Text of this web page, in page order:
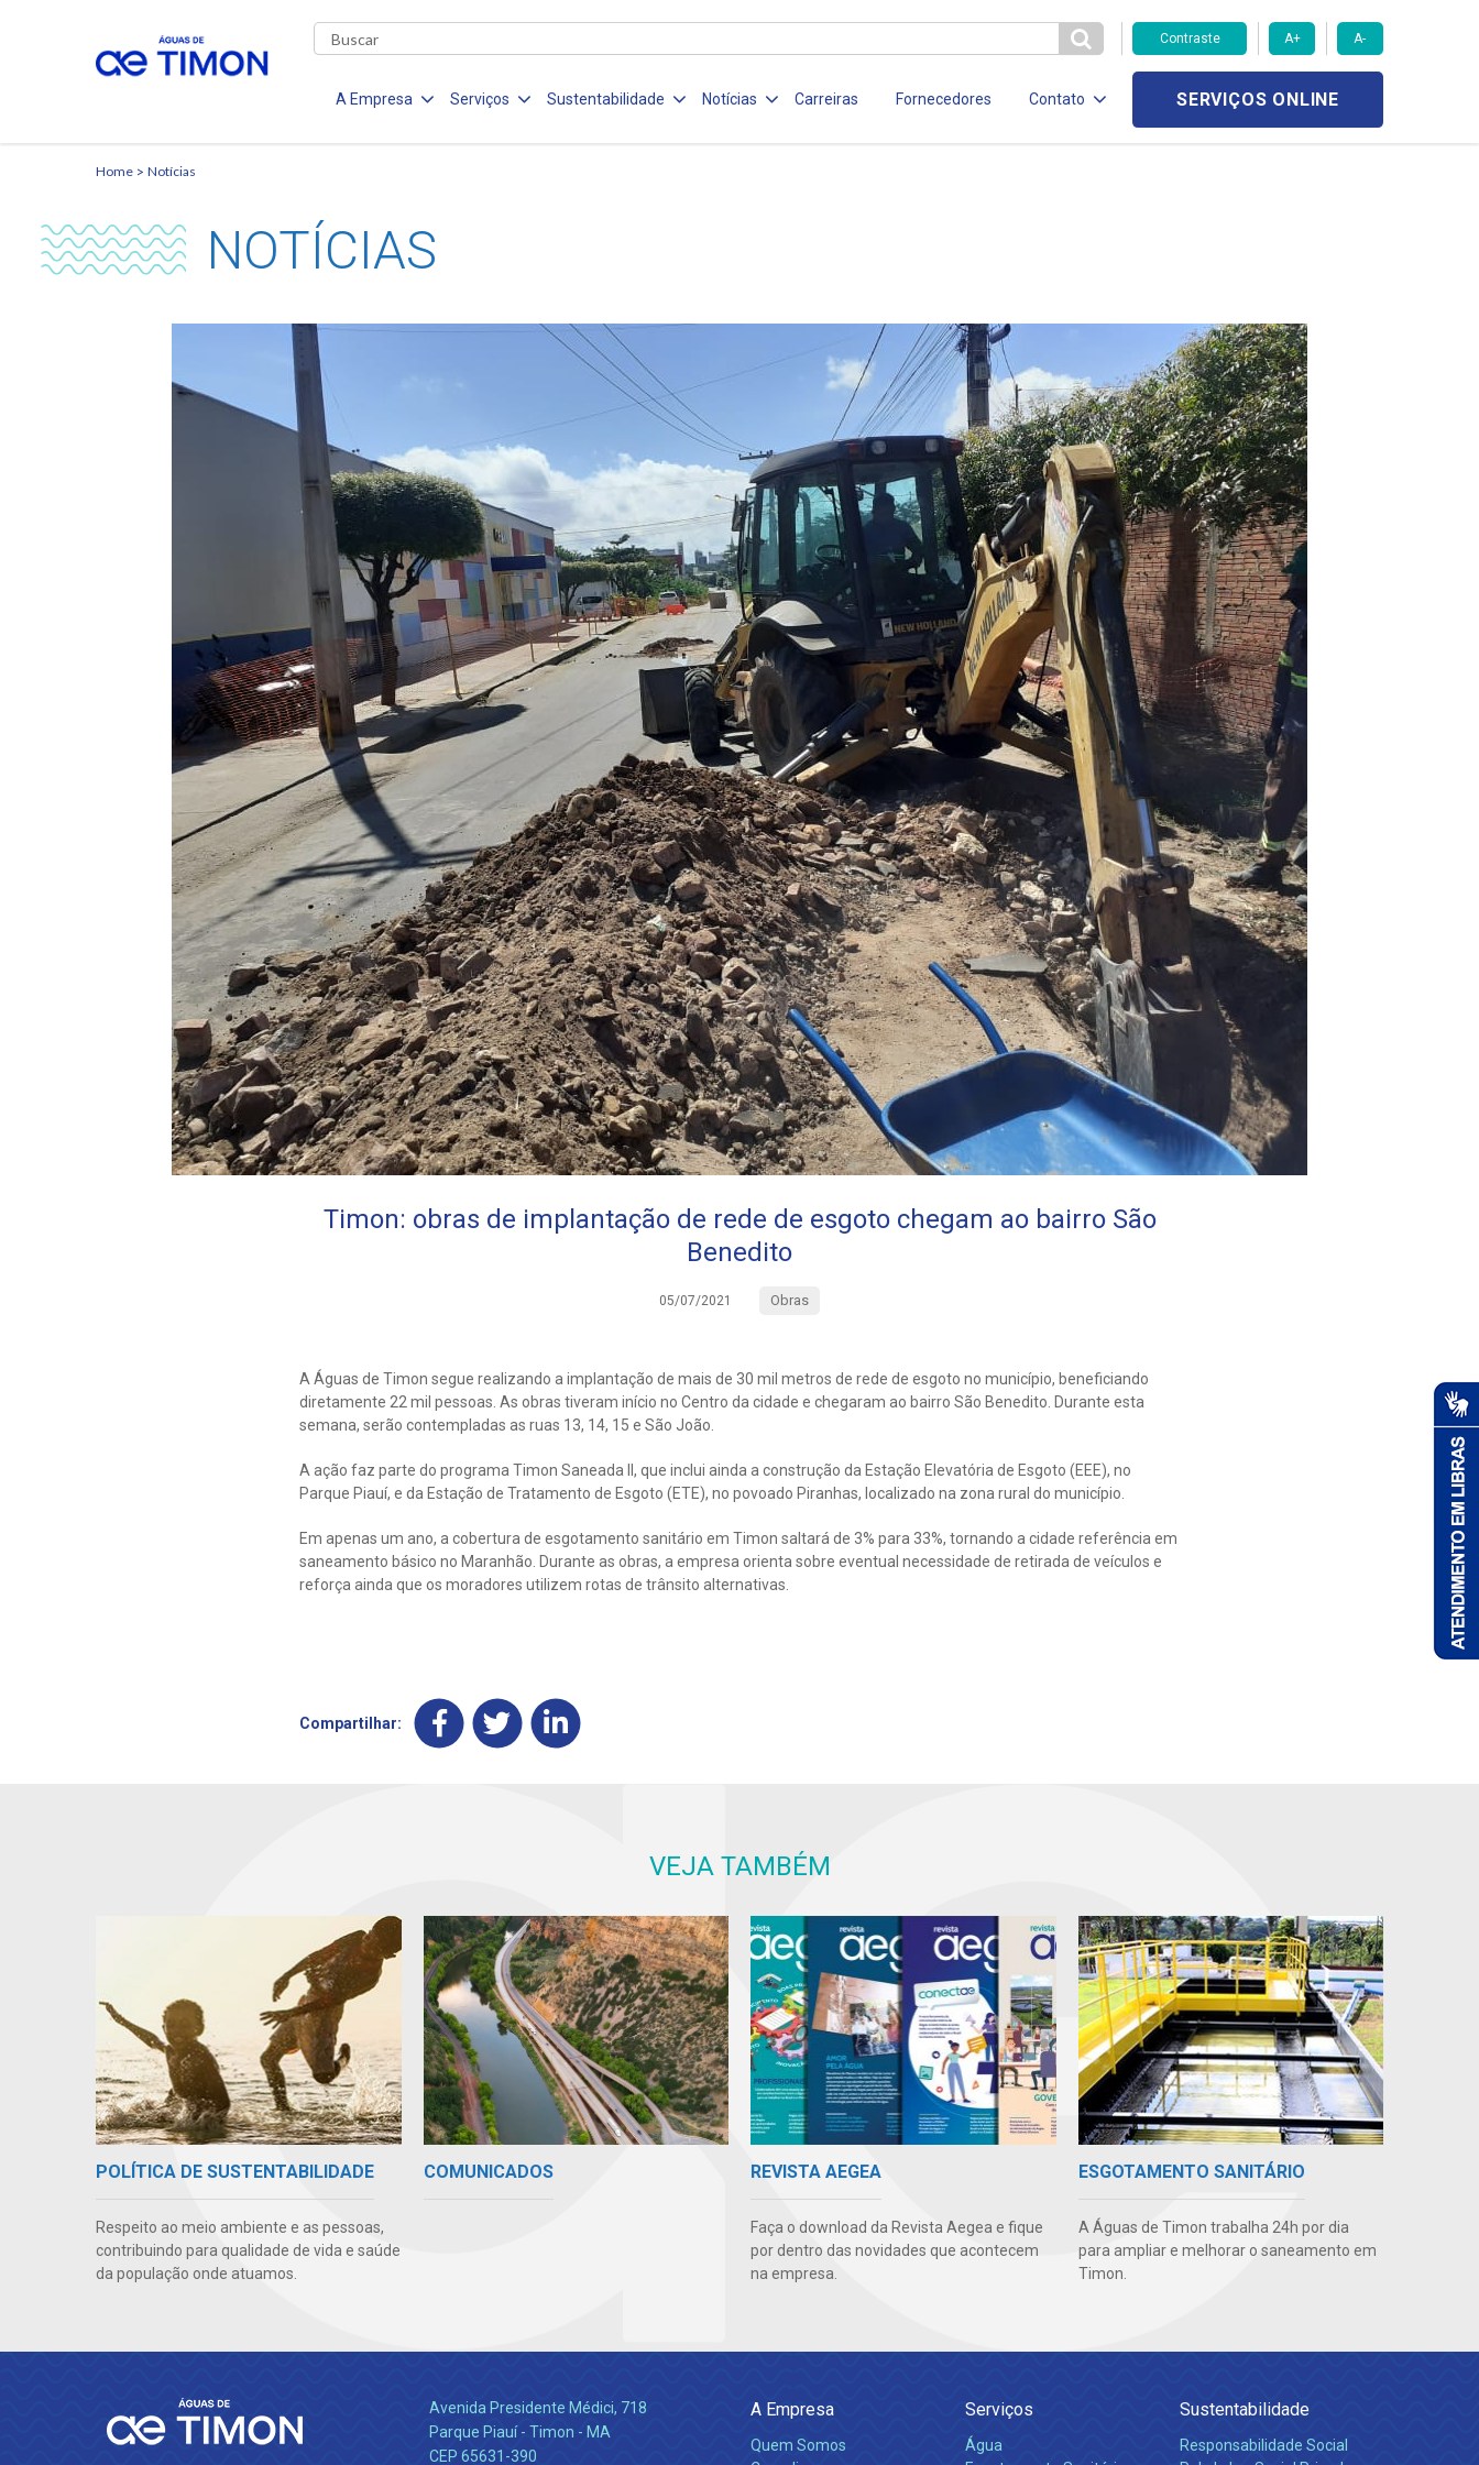
Contraste A+ A-
A Empresa Serviços Sustentabilidade Notícias Carreiras Fornecedores Contato SERVIÇOS ONLINE
Home Notícias
NOTÍCIAS
Timon: obras de implantação de rede de esgoto chegam ao bairro São
Benedito
05/07/2021 Obras
A Águas de Timon segue realizando a implantação de mais de 30 mil metros de rede de esgoto no município, beneficiando
diretamente 22 mil pessoas. As obras tiveram início no Centro da cidade e chegaram ao bairro São Benedito. Durante esta
semana, serão contempladas as ruas 13, 14, 15 e São João.
A ação faz parte do programa Timon Saneada II, que inclui ainda a construção da Estação Elevatória de Esgoto (EEE), no
Parque Piauí, e da Estação de Tratamento de Esgoto (ETE), no povoado Piranhas, localizado na zona rural do município.
Em apenas um ano, a cobertura de esgotamento sanitário em Timon saltará de 3% para 33%, tornando a cidade referência em
saneamento básico no Maranhão. Durante as obras, a empresa orienta sobre eventual necessidade de retirada de veículos e
reforça ainda que os moradores utilizem rotas de trânsito alternativas.
Compartilhar:
VEJA TAMBÉM
POLÍTICA DE SUSTENTABILIDADE
Respeito ao meio ambiente e as pessoas,
contribuindo para qualidade de vida e saúde
da população onde atuamos.
COMUNICADOS REVISTA AEGEA
Faça o download da Revista Aegea e fique
por dentro das novidades que acontecem
na empresa.
ESGOTAMENTO SANITÁRIO
A Águas de Timon trabalha 24h por dia
para ampliar e melhorar o saneamento em
Timon.
Avenida Presidente Médici, 718
Parque Piauí - Timon - MA
CEP 65631-390
A Empresa
Quem Somos
Serviços
Água
Sustentabilidade
Responsabilidade Social